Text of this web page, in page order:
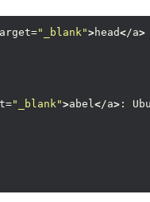
"_blank">head</a>
"_blank">abel</a> :